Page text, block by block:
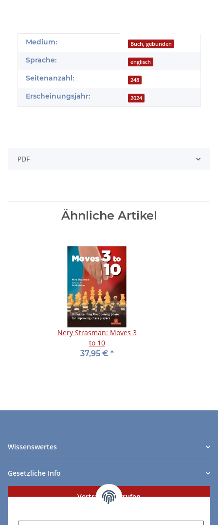
Produkteigenschaft
Wert
Medium: Buch, gebunden
Sprache: englisch
Seitenanzahl: 248
Erscheinungsjahr: 2024
PDF
Ähnliche Artikel
Nery Strasman: Moves 3
to 10
37,95 € *
Wissenswertes
Gesetzliche Info
Vertrag widerrufen